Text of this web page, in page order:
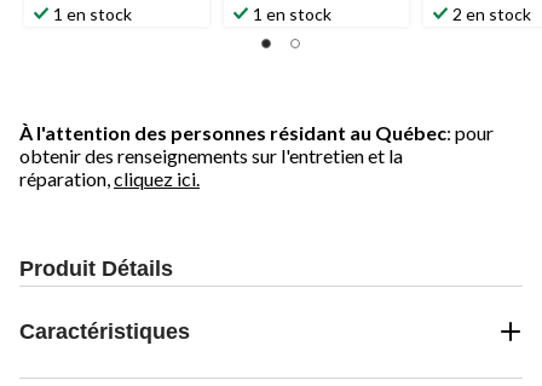
1 en stock 1 en stock 2 en stock
À l'attention des personnes résidant au Québec: pour
obtenir des renseignements sur l'entretien et la
réparation, cliquez ici.
Produit Détails
Caractéristiques